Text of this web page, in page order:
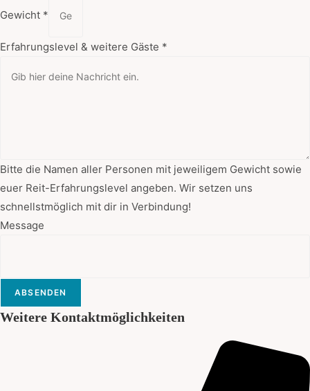
Gewicht *
Erfahrungslevel & weitere Gäste *
Bitte die Namen aller Personen mit jeweiligem Gewicht sowie
euer Reit-Erfahrungslevel angeben. Wir setzen uns
schnellstmöglich mit dir in Verbindung!
Message
ABSENDEN
Weitere Kontaktmöglichkeiten